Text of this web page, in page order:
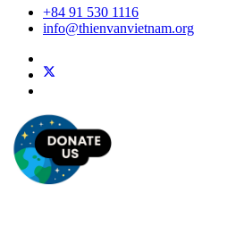
+84 91 530 1116
info@thienvanvietnam.org